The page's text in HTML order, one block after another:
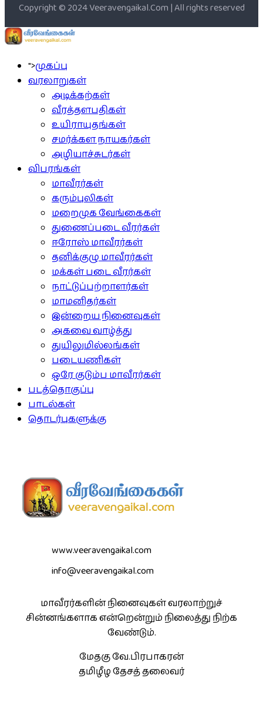
Copyright © 2024 Veeravengaikal.Com | All rights reserved
">முகப்பு
வரலாறுகள்
அடிக்கற்கள்
வீரத்தளபதிகள்
உயிராயுதங்கள்
சமர்க்கள நாயகர்கள்
அழியாச்சுடர்கள்
விபரங்கள்
மாவீரர்கள்
கரும்புலிகள்
மறைமுக வேங்கைகள்
துணைப்படை வீரர்கள்
ஈரோஸ் மாவீரர்கள்
தனிக்குழு மாவீரர்கள்
மக்கள் படை வீரர்கள்
நாட்டுப்பற்றாளர்கள்
மாமனிதர்கள்
இன்றைய நினைவுகள்
அகவை வாழ்த்து
துயிலுமில்லங்கள்
படையணிகள்
ஒரே குடும்ப மாவீரர்கள்
படத்தொகுப்பு
பாடல்கள்
தொடர்புகளுக்கு
www.veeravengaikal.com
info@veeravengaikal.com
மாவீரர்களின் நினைவுகள் வரலாற்றுச்
சின்னங்களாக என்றென்றும் நிலைத்து நிற்க
வேண்டும்.
மேதகு வே.பிரபாகரன்
தமிழீழ தேசத் தலைவர்